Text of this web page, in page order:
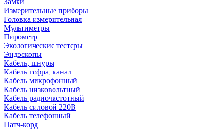
Замки
Измерительные приборы
Головка измерительная
Мультиметры
Пирометр
Экологические тестеры
Эндоскопы
Кабель, шнуры
Кабель гофра, канал
Кабель микрофонный
Кабель низковольтный
Кабель радиочастотный
Кабель силовой 220В
Кабель телефонный
Патч-корд